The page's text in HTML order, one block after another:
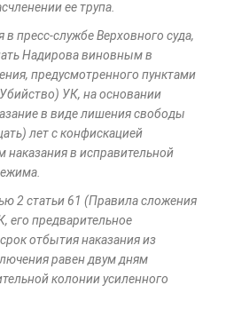
ее трупа.
пресс-службе Верховного суда,
Надирова виновным в
предусмотренного пунктами
УК, на основании
в виде лишения свободы
лет с конфискацией
в исправительной
2 статьи 61 (Правила сложения
его предварительное
отбытия наказания из
равен двум дням
колонии усиленного